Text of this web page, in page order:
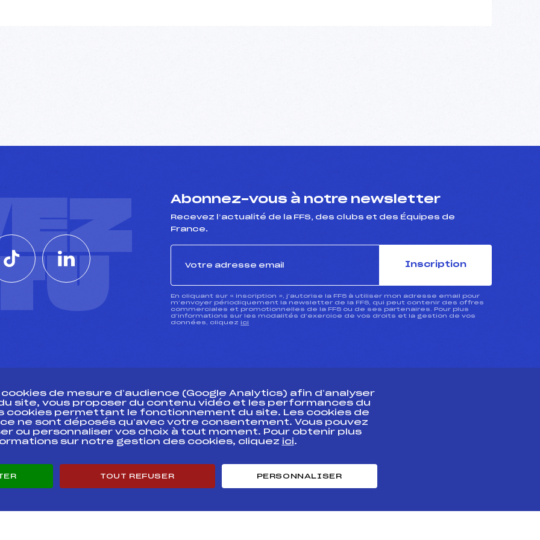
Abonnez-vous à notre newsletter
Recevez l’actualité de la FFS, des clubs et des Équipes de
France.
Inscription
En cliquant sur « inscription », j’autorise la FFS à utiliser mon adresse email pour
m’envoyer périodiquement la newsletter de la FFS, qui peut contenir des offres
commerciales et promotionnelles de la FFS ou de ses partenaires. Pour plus
d’informations sur les modalités d’exercice de vos droits et la gestion de vos
données, cliquez ici
Pass’Neige
Projet sportif fédéral
Pôle vie de l’athlète
Enseignement professionnel
de mesure d’audience (Google Analytics) afin d’analyser
site, vous proposer du contenu vidéo et les performances du
cookies permettant le fonctionnement du site. Les cookies de
ne sont déposés qu’avec votre consentement. Vous pouvez
ou personnaliser vos choix à tout moment. Pour obtenir plus
sur notre gestion des cookies, cliquez ici.
TOUT REFUSER PERSONNALISER